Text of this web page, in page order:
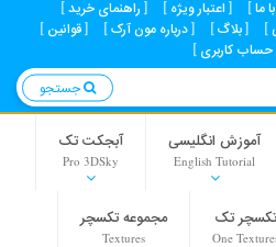
ما اعتبار ویژه
راهنمای خرید
بلاگ درباره مون آرک
قوانین
حساب کاربری
آموزش انگلیسی
English Tutorial
آبجکت تک
Pro 3DSky
تکسچر تک
One
مجموعه تکسچر
Textures